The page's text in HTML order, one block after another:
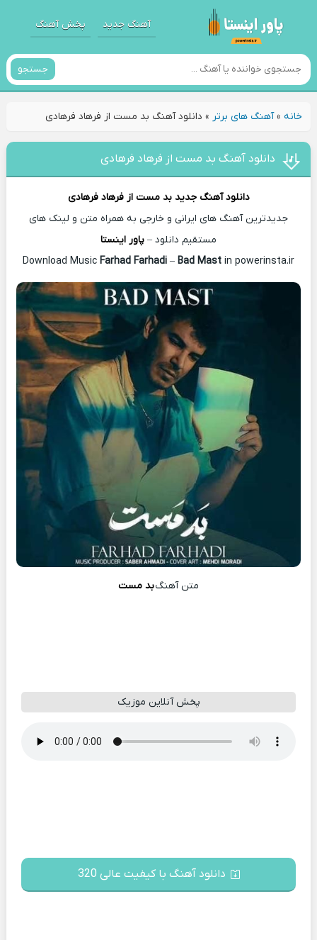
آهنگ جدید پخش آهنگ
جستجو
خانه»آهنگ های برتر » دانلود آهنگ بد مست از فرهاد فرهادی
دانلود آهنگ بد مست از فرهاد فرهادی
دانلود آهنگ جدید بد مست ازفرهاد فرهادی
جدیدترین آهنگ های ایرانی و خارجی به همراه متن و لینک های
مستقیم دانلود – پاور اینستا
Download Music
Farhad Farhadi– Bad Mast in powerinsta.ir
متن آهنگبد مست
پخش آنلاین موزیک
دانلود آهنگ با کیفیت عالی 320